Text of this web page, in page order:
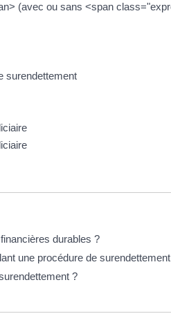
(avec ou sans <span
surendettement
durables ?
une procédure de
?